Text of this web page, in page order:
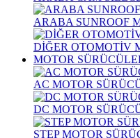
ARABA SUNROOF
DİĞER OTOMOTİV
MOTOR
AC MOTOR
DC MOTOR
STEP MOTOR